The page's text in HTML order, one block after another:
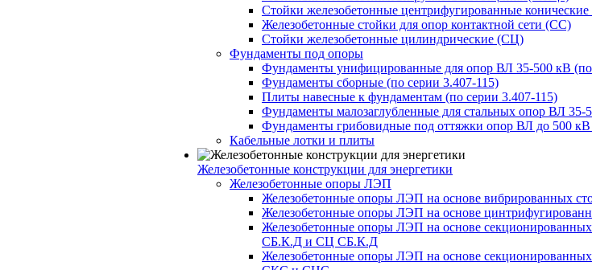
Стойки железобетонные центрифугированные
Железобетонные стойки для опор контактной сети (СС)
Стойки железобетонные цилиндрические (СЦ)
Фундаменты под опоры
Фундаменты унифицированные для опор ВЛ 35-500 кВ (по
Фундаменты сборные (по серии 3.407-115)
Плиты навесные к фундаментам (по серии 3.407-115)
Фундаменты малозаглубленные для стальных опор ВЛ 35-
Фундаменты грибовидные под оттяжки опор ВЛ до 500
Кабельные лотки и плиты
Железобетонные конструкции для энергетики
Железобетонные опоры ЛЭП
Железобетонные опоры ЛЭП на основе вибрированных
Железобетонные опоры ЛЭП на основе
Железобетонные опоры ЛЭП на основе
СБ.К.Д и СЦ СБ.К.Д
Железобетонные опоры ЛЭП на основе